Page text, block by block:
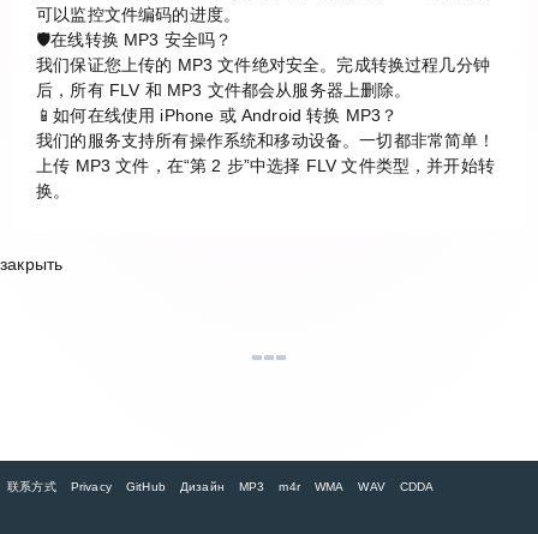
可以监控文件编码的进度。
🛡️在线转换 MP3 安全吗？
我们保证您上传的 MP3 文件绝对安全。完成转换过程几分钟
后，所有 FLV 和 MP3 文件都会从服务器上删除。
📱如何在线使用 iPhone 或 Android 转换 MP3？
我们的服务支持所有操作系统和移动设备。一切都非常简单！
上传 MP3 文件，在“第 2 步”中选择 FLV 文件类型，并开始转
换。
закрыть
联系方式 Privacy GitHub Дизайн MP3 m4r WMA WAV CDDA